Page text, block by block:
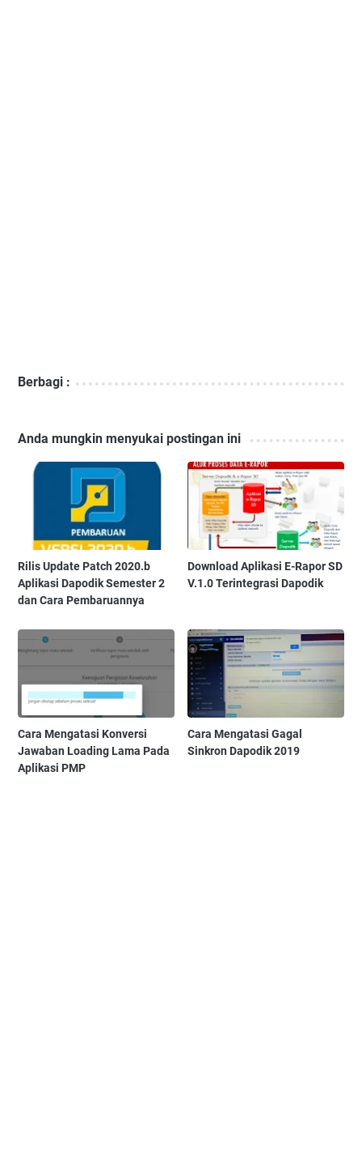
Berbagi :
Anda mungkin menyukai postingan ini
Rilis Update Patch 2020.b
Aplikasi Dapodik Semester 2
dan Cara Pembaruannya
Download Aplikasi E-Rapor SD
V.1.0 Terintegrasi Dapodik
Cara Mengatasi Konversi
Jawaban Loading Lama Pada
Aplikasi PMP
Cara Mengatasi Gagal
Sinkron Dapodik 2019